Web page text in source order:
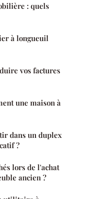
: quels
à longueuil
vos factures
une maison à
dans un duplex
?
lors de l'achat
ancien ?